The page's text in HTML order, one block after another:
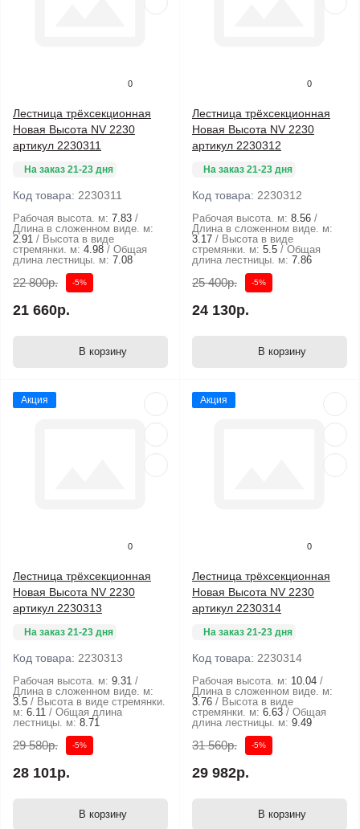
0
Лестница трёхсекционная
Новая Высота NV 2230
артикул 2230311
На заказ 21-23 дня
Код товара: 2230311
Рабочая высота. м: 7.83
Длина в сложенном виде. м:
2.91
Высота в виде
стремянки. м: 4.98
Общая
длина лестницы. м: 7.08
22 800р. -5%
21 660р.
В корзину
0
Лестница трёхсекционная
Новая Высота NV 2230
артикул 2230312
На заказ 21-23 дня
Код товара: 2230312
Рабочая высота. м: 8.56
Длина в сложенном виде. м:
3.17
Высота в виде
стремянки. м: 5.5
Общая
длина лестницы. м: 7.86
25 400р. -5%
24 130р.
В корзину
Акция
0
Лестница трёхсекционная
Новая Высота NV 2230
артикул 2230313
На заказ 21-23 дня
Код товара: 2230313
Рабочая высота. м: 9.31
Длина в сложенном виде. м:
3.5
Высота в виде стремянки.
м: 6.11
Общая длина
лестницы. м: 8.71
29 580р. -5%
28 101р.
В корзину
Акция
0
Лестница трёхсекционная
Новая Высота NV 2230
артикул 2230314
На заказ 21-23 дня
Код товара: 2230314
Рабочая высота. м: 10.04
Длина в сложенном виде. м:
3.76
Высота в виде
стремянки. м: 6.63
Общая
длина лестницы. м: 9.49
31 560р. -5%
29 982р.
В корзину